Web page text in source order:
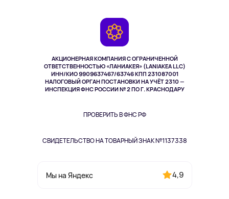
АКЦИОНЕРНАЯ КОМПАНИЯ С ОГРАНИЧЕННОЙ
ОТВЕТСТВЕННОСТЬЮ «ЛАНИАКЕЯ» (LANIAKEA LLC)
ИНН/КИО 9909637467/63746 КПП 231087001
НАЛОГОВЫЙ ОРГАН ПОСТАНОВКИ НА УЧЁТ 2310 —
ИНСПЕКЦИЯ ФНС РОССИИ № 2 ПО Г. КРАСНОДАРУ
ПРОВЕРИТЬ В ФНС РФ
СВИДЕТЕЛЬСТВО НА ТОВАРНЫЙ ЗНАК №1137338
Мы на Яндекс 4,9
Здоровье питомцев
Одежда и аксессуары